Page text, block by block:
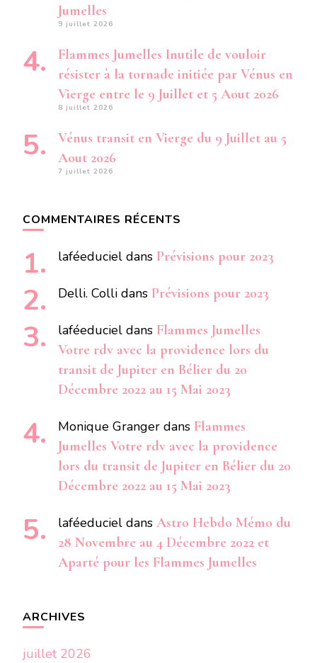
Jumelles
9 juillet 2026
Flammes Jumelles Inutile de vouloir
résister à la tornade initiée par Vénus en
Vierge entre le 9 Juillet et 5 Aout 2026
8 juillet 2026
Vénus transit en Vierge du 9 Juillet au 5
Aout 2026
7 juillet 2026
COMMENTAIRES RÉCENTS
laféeduciel dans Prévisions pour 2023
Delli. Colli dans Prévisions pour 2023
laféeduciel dans Flammes Jumelles
Votre rdv avec la providence lors du
transit de Jupiter en Bélier du 20
Décembre 2022 au 15 Mai 2023
Monique Granger dans Flammes
Jumelles Votre rdv avec la providence
lors du transit de Jupiter en Bélier du 20
Décembre 2022 au 15 Mai 2023
laféeduciel dans Astro Hebdo Mémo du
28 Novembre au 4 Décembre 2022 et
Aparté pour les Flammes Jumelles
ARCHIVES
juillet 2026